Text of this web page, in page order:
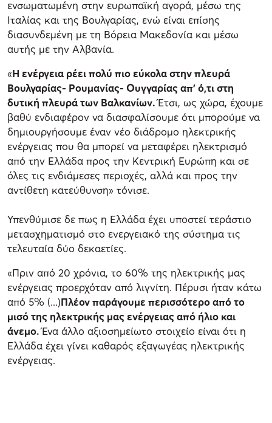
ενσωματωμένη στην ευρωπαϊκή αγορά, μέσω της
Ιταλίας και της Βουλγαρίας, ενώ είναι επίσης
διασυνδεμένη με τη Βόρεια Μακεδονία και μέσω
αυτής με την Αλβανία.
«Η ενέργεια ρέει πολύ πιο εύκολα στην πλευρά
Βουλγαρίας- Ρουμανίας- Ουγγαρίας απ' ό,τι στη
δυτική πλευρά των Βαλκανίων.Έτσι, ως χώρα, έχουμε
βαθύ ενδιαφέρον να διασφαλίσουμε ότι μπορούμε να
δημιουργήσουμε έναν νέο διάδρομο ηλεκτρικής
ενέργειας που θα μπορεί να μεταφέρει ηλεκτρισμό
από την Ελλάδα προς την Κεντρική Ευρώπη και σε
όλες τις ενδιάμεσες περιοχές, αλλά και προς την
αντίθετη κατεύθυνση» τόνισε.
Υπενθύμισε δε πως η Ελλάδα έχει υποστεί τεράστιο
μετασχηματισμό στο ενεργειακό της σύστημα τις
τελευταία δύο δεκαετίες.
«Πριν από 20 χρόνια, το 60% της ηλεκτρικής μας
ενέργειας προερχόταν από λιγνίτη. Πέρυσι ήταν κάτω
από 5% (...)Πλέον παράγουμε περισσότερο από το
μισό της ηλεκτρικής μας ενέργειας από ήλιο και
άνεμο.Ένα άλλο αξιοσημείωτο στοιχείο είναι ότι η
Ελλάδα έχει γίνει καθαρός εξαγωγέας ηλεκτρικής
ενέργειας.